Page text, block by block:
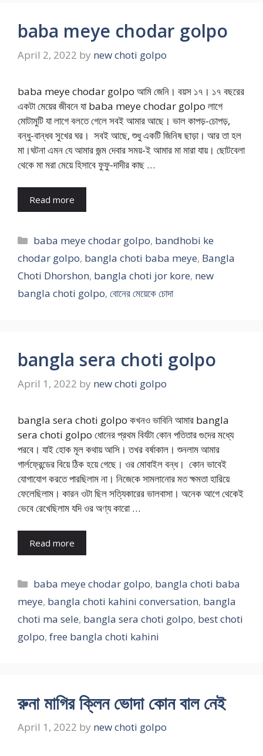
baba meye chodar golpo
April 2, 2022 by new choti golpo
baba meye chodar golpo আমি জেনি। বয়স ১৭। ১৭ বছরের
একটা মেয়ের জীবনে যা baba meye chodar golpo লাগে
মোটামুটি যা লাগে বলতে গেলে সবই আমার আছে। ভাল কাপড়-চোপড়,
বন্ধু-বান্ধব সুখের ঘর। সবই আছে, শুধু একটি জিনিষ ছাড়া। আর তা হল
মা।ঘটনা এমন যে আমার জন্ম দেবার সময়-ই আমার মা মারা যায়। ছোটবেলা
থেকে মা মরা মেয়ে হিসাবে ফুফু-দাদীর কাছ …
Read more
Categories
baba meye chodar golpo, bandhobi ke
chodar golpo, bangla choti baba meye, Bangla
Choti Dhorshon, bangla choti jor kore, new
bangla choti golpo, বোনের মেয়েকে চোদা
bangla sera choti golpo
April 1, 2022 by new choti golpo
bangla sera choti golpo কখনও ভাবিনি আমার bangla
sera choti golpo ধোনের প্রথম বির্যটা কোন পতিতার গুদের মধ্যে
পরবে। যাই হোক মূল কথায় আসি। তখর বর্ষাকাল। শুনলাম আমার
গার্লফ্রেন্ডের বিয়ে ঠিক হয়ে গেছে। ওর মোবাইল বন্ধ। কোন ভাবেই
যোগাযোগ করতে পারছিলাম না। নিজেকে সামলানোর মত ক্ষমতা হারিয়ে
ফেলেছিলাম। কারন ওটা ছিল সত্যিকারের ভালবাসা। অনেক আগে থেকেই
ভেবে রেখেছিলাম যদি ওর অণ্য কারো …
Read more
Categories
baba meye chodar golpo, bangla choti baba
meye, bangla choti kahini conversation, bangla
choti ma sele, bangla sera choti golpo, best choti
golpo, free bangla choti kahini
রুনা মাগির ক্লিন ভোদা কোন বাল নেই
April 1, 2022 by new choti golpo